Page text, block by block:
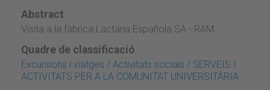
Abstract
Visita a la fàbrica Lactaria Española SA - RAM.
Quadre de classificació
Excursions i viatges / Activitats socials / SERVEIS I
ACTIVITATS PER A LA COMUNITAT UNIVERSITÀRIA